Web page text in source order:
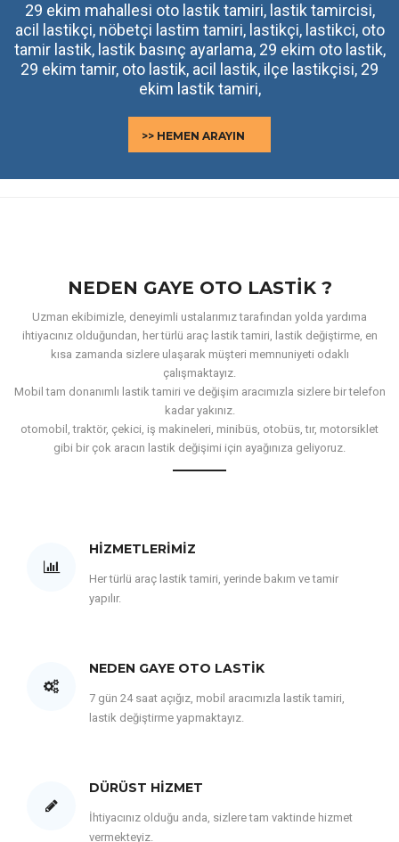
29 ekim mahallesi oto lastik tamiri, lastik tamircisi,
acil lastikçi, nöbetçi lastim tamiri, lastikçi, lastikci, oto
tamir lastik, lastik basınç ayarlama, 29 ekim oto lastik,
29 ekim tamir, oto lastik, acil lastik, ilçe lastikçisi, 29
ekim lastik tamiri,
>> HEMEN ARAYIN
NEDEN GAYE OTO LASTIK ?
Uzman ekibimizle, deneyimli ustalarımız tarafından yolda yardıma
ihtiyacınız olduğundan, her türlü araç lastik tamiri, lastik değiştirme, en
kısa zamanda sizlere ulaşarak müşteri memnuniyeti odaklı
çalışmaktayız.
Mobil tam donanımlı lastik tamiri ve değişim aracımızla sizlere bir telefon
kadar yakınız.
otomobil, traktör, çekici, iş makineleri, minibüs, otobüs, tır, motorsiklet
gibi bir çok aracın lastik değişimi için ayağınıza geliyoruz.
HIZMETLERIMIZ
Her türlü araç lastik tamiri, yerinde bakım ve tamir
yapılır.
NEDEN GAYE OTO LASTIK
7 gün 24 saat açığız, mobil aracımızla lastik tamiri,
lastik değiştirme yapmaktayız.
DÜRÜST HIZMET
İhtiyacınız olduğu anda, sizlere tam vaktinde hizmet
vermekteyiz.